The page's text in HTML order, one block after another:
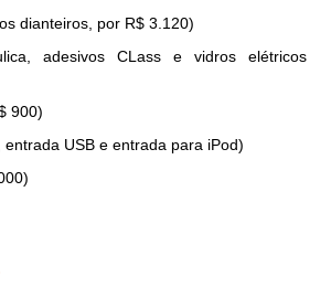
dianteiros, por R$ 3.120)
adesivos CLass e vidros elétricos
900)
USB e entrada para iPod)